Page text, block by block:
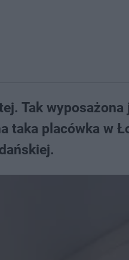
Tak wyposażona
taka placówka w